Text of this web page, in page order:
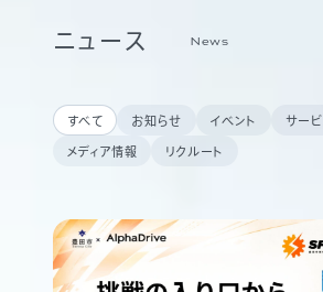
ニュース News
すべて お知らせ イベント サービ
メディア情報 リクルート